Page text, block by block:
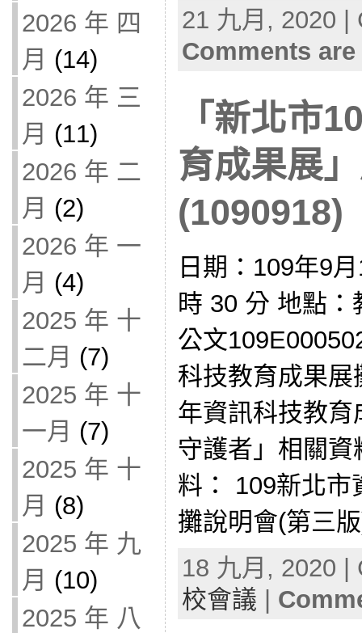
2026 年 四
月 (14)
2026 年 三
月 (11)
2026 年 二
月 (2)
2026 年 一
月 (4)
2025 年 十
二月 (7)
2025 年 十
一月 (7)
2025 年 十
月 (8)
2025 年 九
月 (10)
2025 年 八
21 九月, 2020
Comments
「新北市
育成果展
(1090918)
日期：109年9
時 30 分 地點
公文
科技教育成果
年資訊科技教
守護者」相關
料： 109新北市
攤說明會(第三
18 九月, 2020
校會議